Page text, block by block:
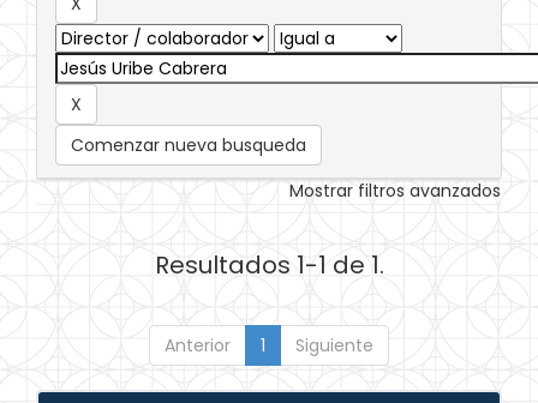
Comenzar nueva busqueda
Mostrar filtros avanzados
Resultados 1-1 de 1.
Anterior 1 Siguiente